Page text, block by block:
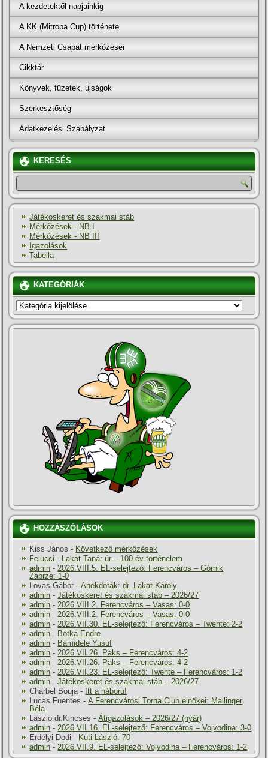
A kezdetektől napjainkig
A KK (Mitropa Cup) története
A Nemzeti Csapat mérkőzései
Cikktár
Könyvek, füzetek, újságok
Szerkesztőség
Adatkezelési Szabályzat
KERESÉS
Játékoskeret és szakmai stáb
Mérkőzések - NB I
Mérkőzések - NB III
Igazolások
Tabella
KATEGÓRIÁK
KATEGÓRIÁK
HOZZÁSZÓLÁSOK
Kiss János - Következő mérkőzések
Felucci - Lakat Tanár úr – 100 év történelem
admin -2026.VIII.5. EL-selejtező: Ferencváros – Górnik
Zabrze: 1-0
Lovas Gábor -Anekdoták: dr. Lakat Károly
admin -Játékoskeret és szakmai stáb – 2026/27
admin -2026.VIII.2. Ferencváros – Vasas: 0-0
admin -2026.VIII.2. Ferencváros – Vasas: 0-0
admin -2026.VII.30. EL-selejtező: Ferencváros – Twente: 2-2
admin - Botka Endre
admin - Bamidele Yusuf
admin -2026.VII.26. Paks – Ferencváros: 4-2
admin -2026.VII.26. Paks – Ferencváros: 4-2
admin -2026.VII.23. EL-selejtező: Twente – Ferencváros: 1-2
admin -Játékoskeret és szakmai stáb – 2026/27
Charbel Bouja- Itt a háboru!
Lucas Fuentes -A Ferencvárosi Torna Club elnökei: Mailinger
Béla
Laszlo dr.Kincses -Átigazolások – 2026/27 (nyár)
admin -2026.VII.16. EL-selejtező: Ferencváros – Vojvodina: 3-0
Erdélyi Dodi - Kuti László: 70
admin -2026.VII.9. EL-selejtező: Vojvodina – Ferencváros: 1-2